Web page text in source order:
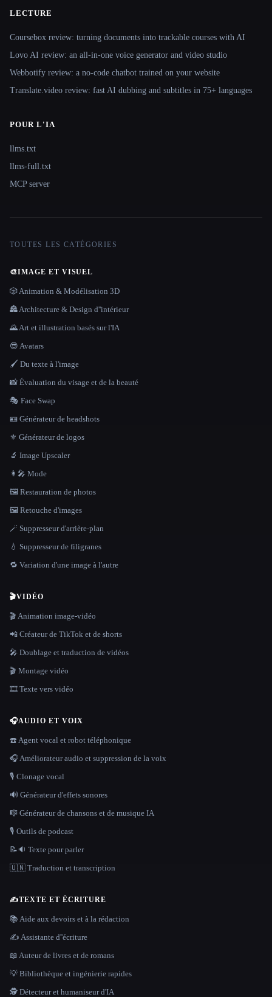
LECTURE
Coursebox review: turning documents into trackable courses with AI
Lovo AI review: an all-in-one voice generator and video studio
Webbotify review: a no-code chatbot trained on your website
Translate.video review: fast AI dubbing and subtitles in 75+ languages
POUR L'IA
llms.txt
llms-full.txt
MCP server
TOUTES LES CATÉGORIES
🎨IMAGE ET VISUEL
🎲 Animation & Modélisation 3D
🏯 Architecture & Design d''intérieur
🌄 Art et illustration basés sur l'IA
😎 Avatars
🖌️ Du texte à l'image
📸 Évaluation du visage et de la beauté
🎭 Face Swap
🪪 Générateur de headshots
⚜️ Générateur de logos
🔬 Image Upscaler
👩‍🎤 Mode
🖼️ Restauration de photos
🖼️ Retouche d'images
🪄 Suppresseur d'arrière-plan
💧 Suppresseur de filigranes
🔁 Variation d'une image à l'autre
🎬VIDÉO
🎬 Animation image-vidéo
📲 Créateur de TikTok et de shorts
🎤 Doublage et traduction de vidéos
🎬 Montage vidéo
🎞️ Texte vers vidéo
🎧AUDIO ET VOIX
☎️ Agent vocal et robot téléphonique
🎧 Améliorateur audio et suppression de la voix
🎙️ Clonage vocal
🔊 Générateur d'effets sonores
🎼 Générateur de chansons et de musique IA
🎙️ Outils de podcast
📝🔉 Texte pour parler
🇺🇳 Traduction et transcription
✍️TEXTE ET ÉCRITURE
📚 Aide aux devoirs et à la rédaction
✍️ Assistante d''écriture
📖 Auteur de livres et de romans
💡 Bibliothèque et ingénierie rapides
🕵️ Détecteur et humaniseur d'IA